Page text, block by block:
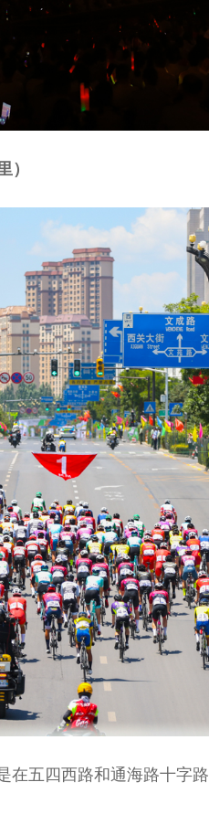
）
在五四西路和通海路十字